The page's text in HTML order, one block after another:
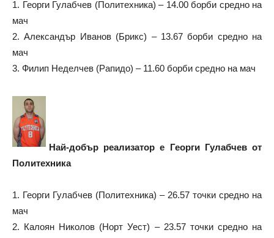
1. Георги Гулабчев (Политехника) – 14.00 борби средно на
мач
2. Александър Иванов (Брикс) – 13.67 борби средно на
мач
3. Филип Неделчев (Рапидо) – 11.60 борби средно на мач
Най-добър реализатор е Георги Гулабчев от
Политехника
1. Георги Гулабчев (Политехника) – 26.57 точки средно на
мач
2. Калоян Николов (Норт Уест) – 23.57 точки средно на